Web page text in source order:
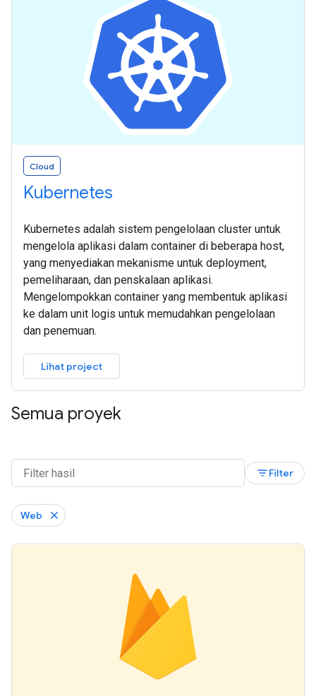
Cloud
Kubernetes
Kubernetes adalah sistem pengelolaan cluster untuk
mengelola aplikasi dalam container di beberapa host,
yang menyediakan mekanisme untuk deployment,
pemeliharaan, dan penskalaan aplikasi.
Mengelompokkan container yang membentuk aplikasi
ke dalam unit logis untuk memudahkan pengelolaan
dan penemuan.
Lihat project
Semua proyek
filter_listFilter
Web